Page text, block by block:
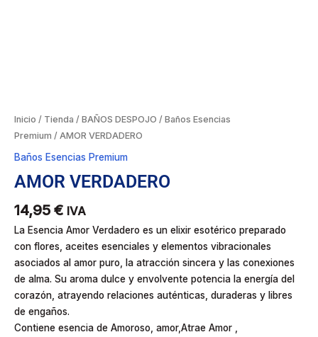
Inicio / Tienda / BAÑOS DESPOJO / Baños Esencias
Premium / AMOR VERDADERO
Baños Esencias Premium
AMOR VERDADERO
14,95 € IVA
La Esencia Amor Verdadero es un elixir esotérico preparado
con flores, aceites esenciales y elementos vibracionales
asociados al amor puro, la atracción sincera y las conexiones
de alma. Su aroma dulce y envolvente potencia la energía del
corazón, atrayendo relaciones auténticas, duraderas y libres
de engaños.
Contiene esencia de Amoroso, amor,Atrae Amor ,